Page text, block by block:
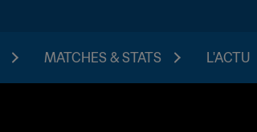
MATCHES & STATS L'ACTU